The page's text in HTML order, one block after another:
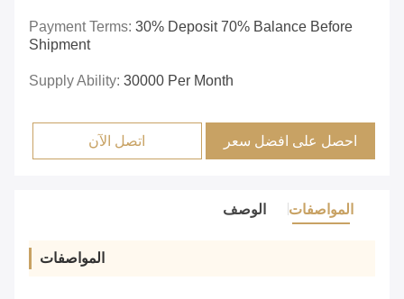
Payment Terms: 30% Deposit 70% Balance Before
Shipment
Supply Ability: 30000 Per Month
احصل على افضل سعر اتصل الآن
المواصفات الوصف
المواصفات